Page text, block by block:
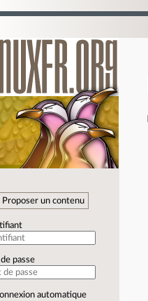
Proposer un contenu
passe
automatique